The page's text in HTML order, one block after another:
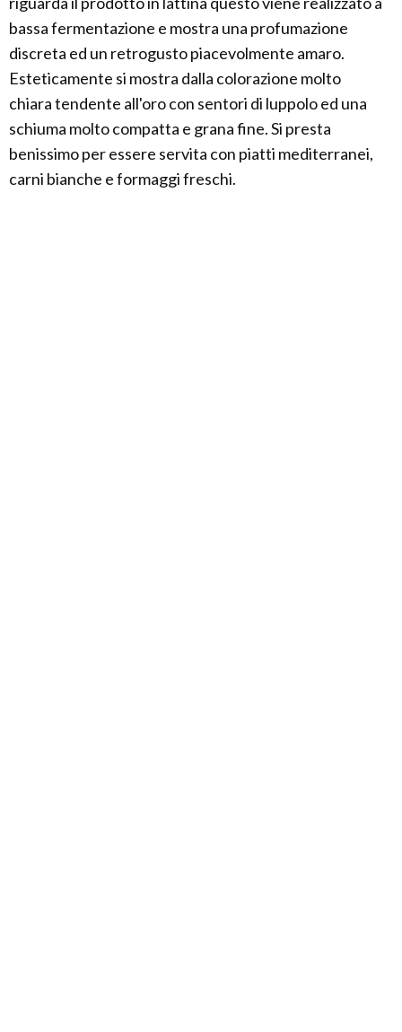
bassa fermentazione e mostra una profumazione
discreta ed un retrogusto piacevolmente amaro.
Esteticamente si mostra dalla colorazione molto
chiara tendente all'oro con sentori di luppolo ed una
schiuma molto compatta e grana fine. Si presta
benissimo per essere servita con piatti mediterranei,
carni bianche e formaggi freschi.